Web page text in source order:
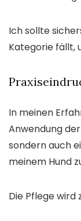
Ich sollte
Kategorie fällt,
In meinen
Anwendung
sondern auch
meinem Hund
Die Pflege wird